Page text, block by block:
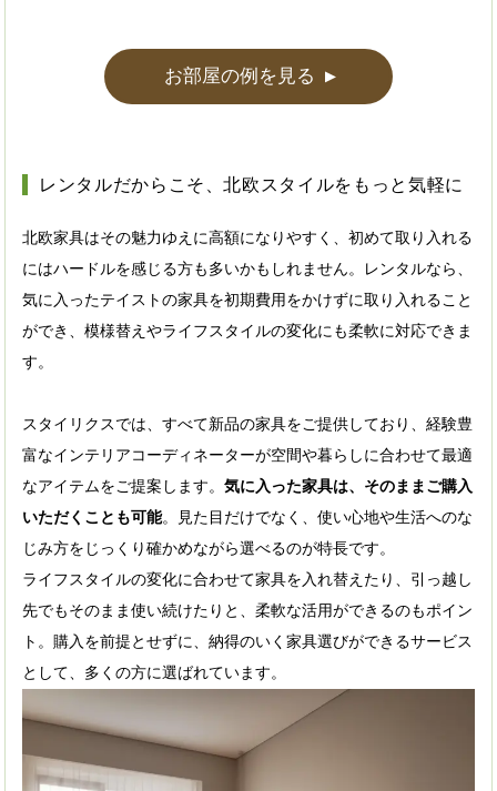
お部屋の例を見る ▲
レンタルだからこそ、北欧スタイルをもっと気軽に
北欧家具はその魅力ゆえに高額になりやすく、初めて取り入れる
にはハードルを感じる方も多いかもしれません。レンタルなら、
気に入ったテイストの家具を初期費用をかけずに取り入れること
ができ、模様替えやライフスタイルの変化にも柔軟に対応できま
す。
スタイリクスでは、すべて新品の家具をご提供しており、経験豊
富なインテリアコーディネーターが空間や暮らしに合わせて最適
なアイテムをご提案します。 気に入った家具は、そのままご購入
いただくことも可能。見た目だけでなく、使い心地や生活へのな
じみ方をじっくり確かめながら選べるのが特長です。
ライフスタイルの変化に合わせて家具を入れ替えたり、引っ越し
先でもそのまま使い続けたりと、柔軟な活用ができるのもポイン
ト。購入を前提とせずに、納得のいく家具選びができるサービス
として、多くの方に選ばれています。